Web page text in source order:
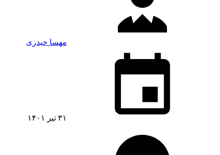
مهسا حیدری
۳۱ تیر ۱۴۰۱